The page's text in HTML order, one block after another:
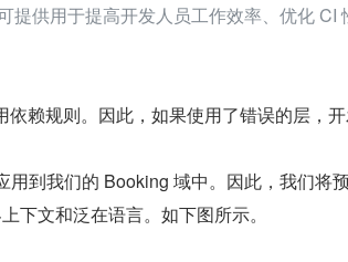
提供用于提高开发人员工作效率、优化 CI
赖规则。因此，如果使用了错误的层，
到我们的 Booking 域中。因此，我们将
下文和泛在语言。如下图所示。